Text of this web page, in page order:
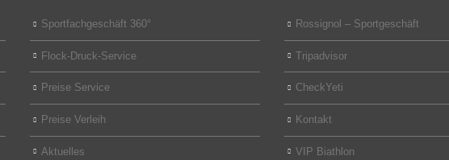
Sportfachgeschäft 360°
Flock-Druck-Service
Preise Service
Preise Verleih
Aktuelles
Rossignol – Sportgeschäft
Tripadvisor
CheckYeti
Kontakt
VIP Biathlon